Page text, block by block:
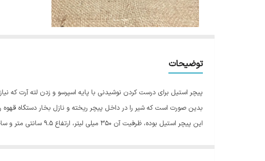
توضیحات
پیچر استیل برای درست کردن نوشیدنی با پایه اسپرسو و زدن لته آرت که
بدین صورت است که شیر را در داخل پیچر ریخته و نازل بخار دستگاه
این پیچر استیل